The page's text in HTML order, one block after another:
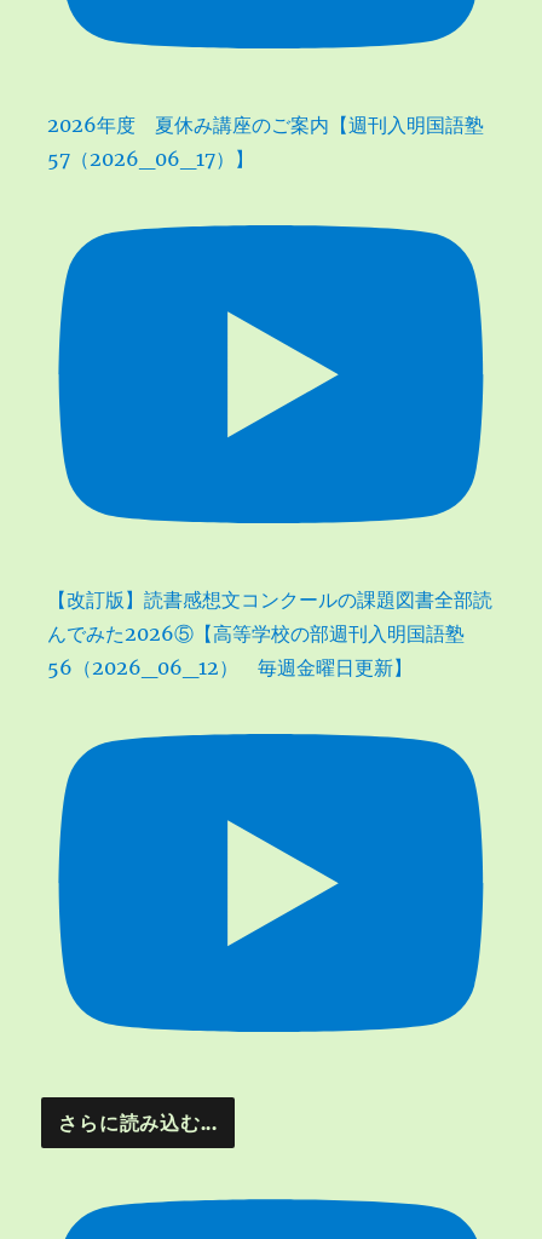
2026年度 夏休み講座のご案内【週刊入明国語塾
57（2026_06_17）】
【改訂版】読書感想文コンクールの課題図書全部読
んでみた2026⑤【高等学校の部週刊入明国語塾
56（2026_06_12） 毎週金曜日更新】
さらに読み込む...